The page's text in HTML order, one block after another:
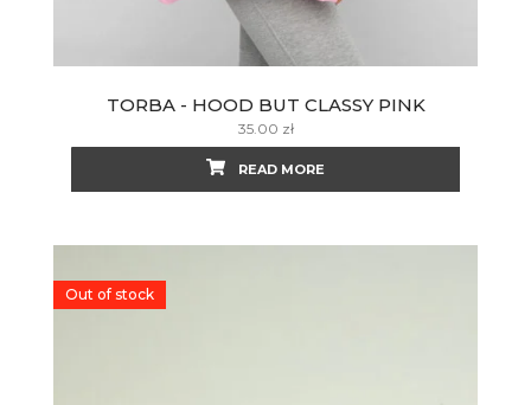
TORBA - HOOD BUT CLASSY PINK
35.00 zł
READ MORE
Out of stock